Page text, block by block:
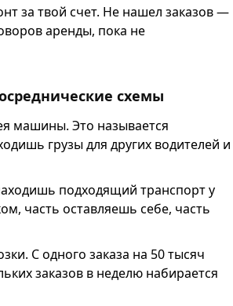
за твой счет. Не нашел заказов —
аренды, пока не
схемы
машины. Это называется
грузы для других водителей и
подходящий транспорт у
часть оставляешь себе, часть
С одного заказа на 50 тысяч
заказов в неделю набирается